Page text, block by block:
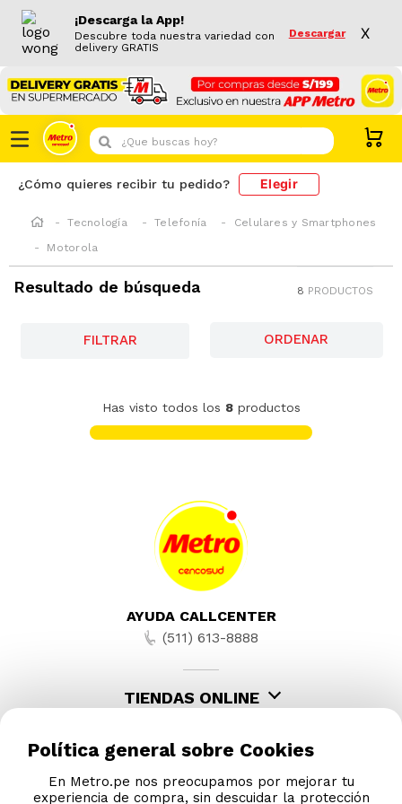
¡Descarga la App!
Descubre toda nuestra variedad con
delivery GRATIS
Descargar X
¿Que buscas hoy?
¿Cómo quieres recibir tu pedido? Elegir
Tecnología Telefonía
Celulares y Smartphones
Motorola
Resultado de búsqueda 8 PRODUCTOS
FILTRAR
-31 %
Smartphone Motorola G56 8 + 256GB
949.00
-17 %
Smartphone Motorola Edge 60 Fusion
S/ 1249. 00
S/1499.00
Política general sobre Cookies
En Metro.pe nos preocupamos por mejorar tu
experiencia de compra, sin descuidar la protección